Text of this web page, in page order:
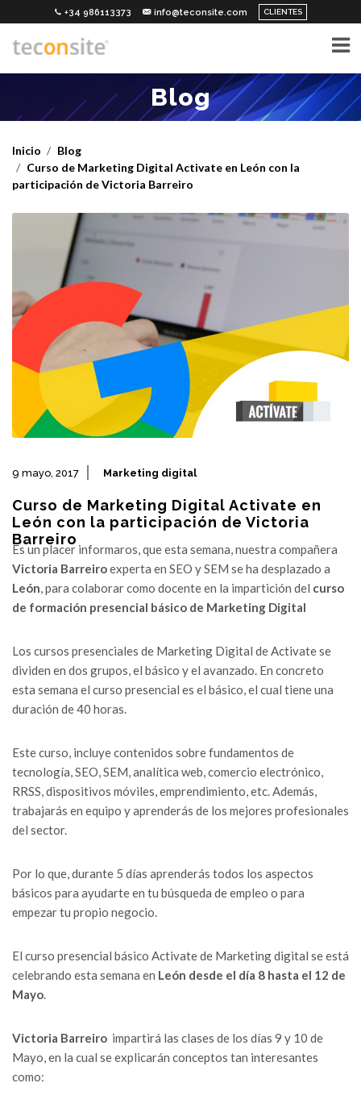
+34 986113373 info@teconsite.com CLIENTES
Blog
Inicio
Blog
Curso de Marketing Digital Activate en León con la
participación de Victoria Barreiro
9 mayo, 2017 Marketing digital
Curso de Marketing Digital Activate en
León con la participación de Victoria
Barreiro
Es un placer informaros, que esta semana, nuestra compañera
Victoria Barreiroexperta en SEO y SEM se ha desplazado a
León, para colaborar como docente en la impartición del curso
de formación presencial básico de Marketing Digital
Los cursos presenciales de Marketing Digital de Activate se
dividen en dos grupos, el básico y el avanzado. En concreto
esta semana el curso presencial es el básico, el cual tiene una
duración de 40 horas.
Este curso, incluye contenidos sobre fundamentos de
tecnología, SEO, SEM, analítica web, comercio electrónico,
RRSS, dispositivos móviles, emprendimiento, etc. Además,
trabajarás en equipo y aprenderás de los mejores profesionales
del sector.
Por lo que, durante 5 días aprenderás todos los aspectos
básicos para ayudarte en tu búsqueda de empleo o para
empezar tu propio negocio.
El curso presencial básico Activate de Marketing digital se está
celebrando esta semana en León desde el día 8 hasta el 12 de
Mayo.
Victoria Barreiro impartirá las clases de los días 9 y 10 de
Mayo, en la cual se explicarán conceptos tan interesantes
como: